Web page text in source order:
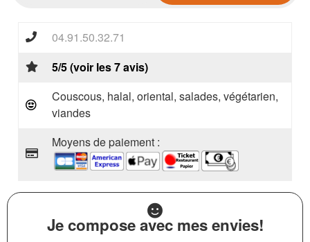
04.91.50.32.71
5/5 (voir les 7 avis)
Couscous, halal, oriental, salades, végétarien,
viandes
Moyens de paiement :
Je compose avec mes envies!